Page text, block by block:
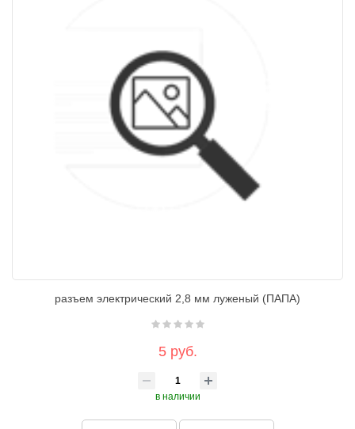
разъем электрический 2,8 мм луженый (ПАПА)
5 руб.
в наличии